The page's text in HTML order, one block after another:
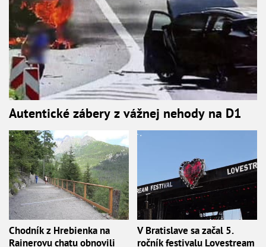
Autentické zábery z vážnej nehody na D1
Chodník z Hrebienka na
Rainerovu chatu obnovili
V Bratislave sa začal 5.
ročník festivalu Lovestream